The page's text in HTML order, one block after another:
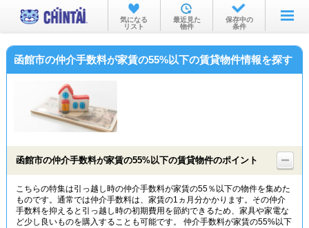
お部屋を探す
沿線・駅から
物件特集から
TOP
気になる
リスト
最近見た
物件
保存中の
条件
函館市の仲介手数料が家賃の55%以下の賃貸物件情報を探す
函館市の仲介手数料が家賃の55%以下の賃貸物件のポイント
こちらの特集は引っ越し時の仲介手数料が家賃の55％以下の物件を集めた
ものです。通常では仲介手数料は、家賃の1ヵ月分かかります。その仲介
手数料を抑えると引っ越し時の初期費用を節約できるため、家具や家電な
ど少し良いものを購入することも可能です。 仲介手数料が家賃の55%以下